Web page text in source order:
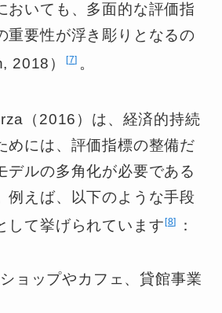
おいても、多面的な評価指
重要性が浮き彫りとなるの
2018）
7 。
（2016）は、経済的持続
めには、評価指標の整備だ
デルの多角化が必要である
例えば、以下のような手段
して挙げられています 8 ：
ョップやカフェ、貸館事業